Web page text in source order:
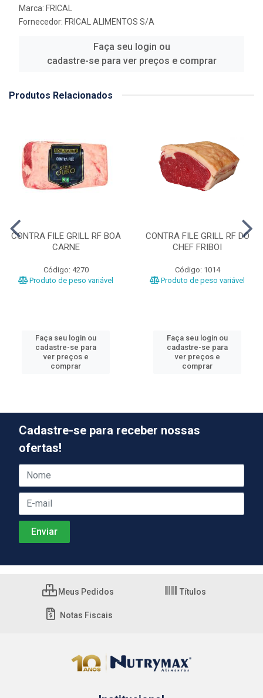
Marca: FRICAL
Fornecedor: FRICAL ALIMENTOS S/A
Faça seu login ou
cadastre-se para ver preços e comprar
Produtos Relacionados
CONTRA FILE GRILL RF BOA
CARNE
Código: 4270
Produto de peso variável
Faça seu login ou
cadastre-se para
ver preços e
comprar
CONTRA FILE GRILL RF DO
CHEF FRIBOI
Código: 1014
Produto de peso variável
Faça seu login ou
cadastre-se para
ver preços e
comprar
Cadastre-se para receber nossas
ofertas!
Meus Pedidos Títulos
Notas Fiscais